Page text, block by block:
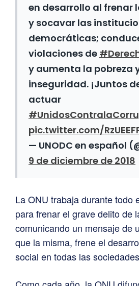
en desarrollo al frenar
y socavar las
democráticas;
violaciones de
y aumenta la pobreza
inseguridad. ¡Juntos
actuar
pic.twitter.com/
— UNODC en español
9 de diciembre de 2018
La ONU trabaja durante todo
para frenar el grave delito de
comunicando un mensaje de
que la misma, frene el
social en todas las